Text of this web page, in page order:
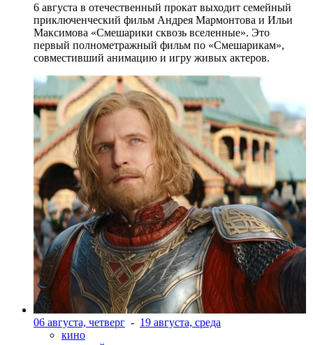
6 августа в отечественный прокат выходит семейный
приключенческий фильм Андрея Мармонтова и Ильи
Максимова «Смешарики сквозь вселенные». Это
первый полнометражный фильм по «Смешарикам»,
совместивший анимацию и игру живых актеров.
06 августа, четверг - 19 августа, среда
кино